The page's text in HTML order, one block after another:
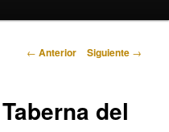
Navegación
← Anterior Siguiente →
del